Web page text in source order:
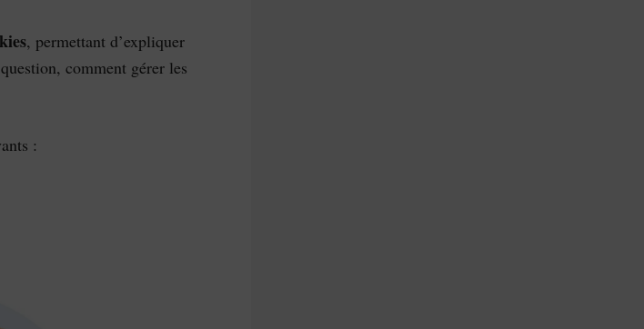
, permettant d’expliquer
comment gérer les
: